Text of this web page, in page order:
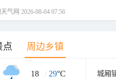
气网 2026-08-04 07:56
点 周边乡镇
18 / 29°C 城厢